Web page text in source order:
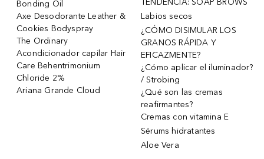
Bonding Oil
Axe Desodorante Leather &
Cookies Bodyspray
The Ordinary
Acondicionador capilar Hair
Care Behentrimonium
Chloride 2%
Ariana Grande Cloud
TENDENCIA: SOAP BROWS
Labios secos
¿CÓMO DISIMULAR LOS
GRANOS RÁPIDA Y
EFICAZMENTE?
¿Cómo aplicar el iluminador?
/ Strobing
¿Qué son las cremas
reafirmantes?
Cremas con vitamina E
Sérums hidratantes
Aloe Vera